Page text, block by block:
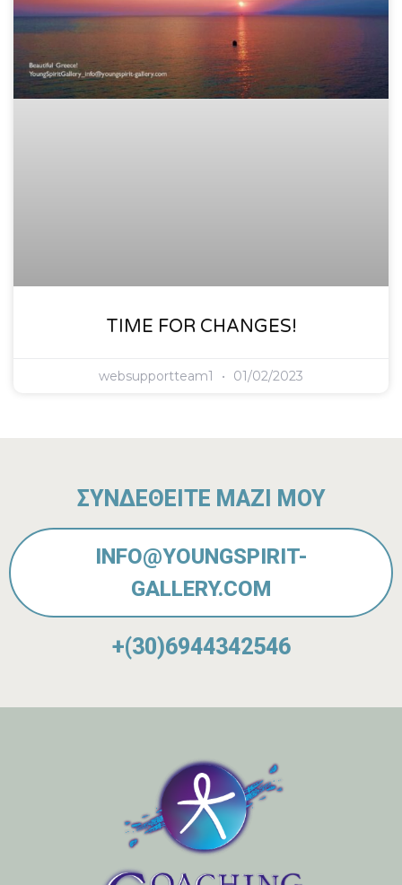
TIME FOR CHANGES!
websupportteam1 01/02/2023
ΣΥΝΔΕΘΕΙΤΕ ΜΑΖΙ ΜΟΥ
INFO@YOUNGSPIRIT-
GALLERY.COM
+(30)6944342546